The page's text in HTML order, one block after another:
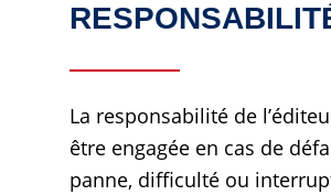
La responsabilité de
être engagée en cas de
panne, difficulté ou